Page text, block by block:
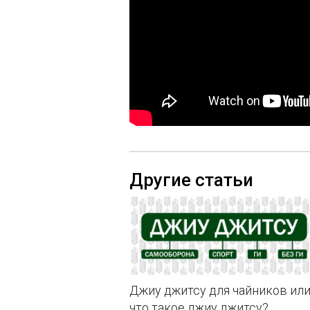
Другие статьи
Джиу джитсу для чайников или